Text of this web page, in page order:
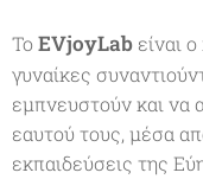
ΤοEVjoyLab είναι
γυναίκες
εμπνευστούν και να
εαυτού τους, μέσα
εκπαιδεύσεις της